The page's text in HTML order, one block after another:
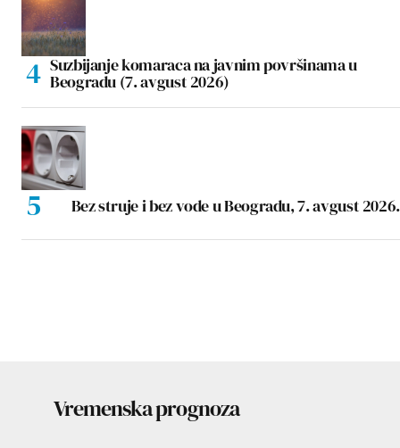
Suzbijanje komaraca na javnim površinama u
Beogradu (7. avgust 2026)
Bez struje i bez vode u Beogradu, 7. avgust 2026.
Vremenska prognoza